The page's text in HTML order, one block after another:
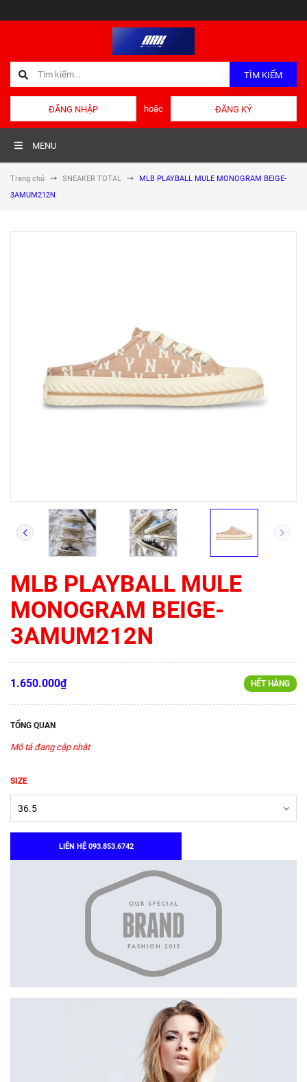
TÌM KIẾM
ĐĂNG NHẬP hoặc ĐĂNG KÝ
MENU
Trang chủ SNEAKER TOTAL
MLB PLAYBALL MULE MONOGRAM BEIGE-
3AMUM212N
MLB PLAYBALL MULE
MONOGRAM BEIGE-
3AMUM212N
1.650.000₫ HẾT HÀNG
TỔNG QUAN
Mô tả đang cập nhật
SIZE
LIÊN HỆ 093.853.6742